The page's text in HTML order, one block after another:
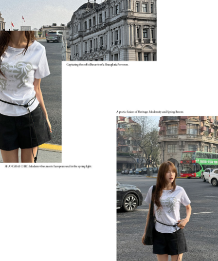
언더웨어/파자마
코디템
FIT ZOOM